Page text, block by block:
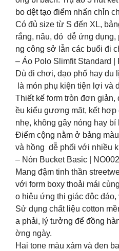
bo dệt tạo điểm nhấn chỉn
Có đủ size từ S đến XL,
rắng, nâu, đỏ dễ ứng
ng công sở lẫn các buổi đi
– Áo Polo Slimfit Standard |
Dù đi chơi, dạo phố hay du
là món phụ kiện tiện lợi và
Thiết kế form tròn đơn
ều kiểu gương mặt, kết hợp
nhẹ, không gây nóng hay bí
Điểm cộng nằm ở bảng
và hồng dễ phối với nhiều
– Nón Bucket Basic |
Mang đậm tinh thần
với form boxy thoải mái
o hiệu ứng thị giác độc
Sử dụng chất liệu cotton
a phải, lý tưởng để đồng
ờng ngày.
Hai tone màu xám và đen